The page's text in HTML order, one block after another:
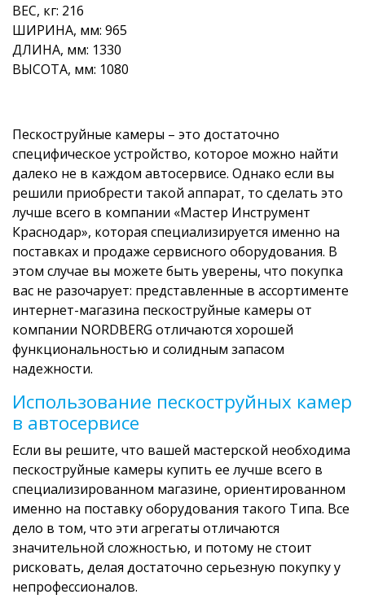
ВЕС, кг: 216
ШИРИНА, мм: 965
ДЛИНА, мм: 1330
ВЫСОТА, мм: 1080
Пескоструйные камеры – это достаточно
специфическое устройство, которое можно найти
далеко не в каждом автосервисе. Однако если вы
решили приобрести такой аппарат, то сделать это
лучше всего в компании «Мастер Инструмент
Краснодар», которая специализируется именно на
поставках и продаже сервисного оборудования. В
этом случае вы можете быть уверены, что покупка
вас не разочарует: представленные в ассортименте
интернет-магазина пескоструйные камеры от
компании NORDBERG отличаются хорошей
функциональностью и солидным запасом
надежности.
Использование пескоструйных камер
в автосервисе
Если вы решите, что вашей мастерской необходима
пескоструйные камеры купить ее лучше всего в
специализированном магазине, ориентированном
именно на поставку оборудования такого Типа. Все
дело в том, что эти агрегаты отличаются
значительной сложностью, и потому не стоит
рисковать, делая достаточно серьезную покупку у
непрофессионалов.